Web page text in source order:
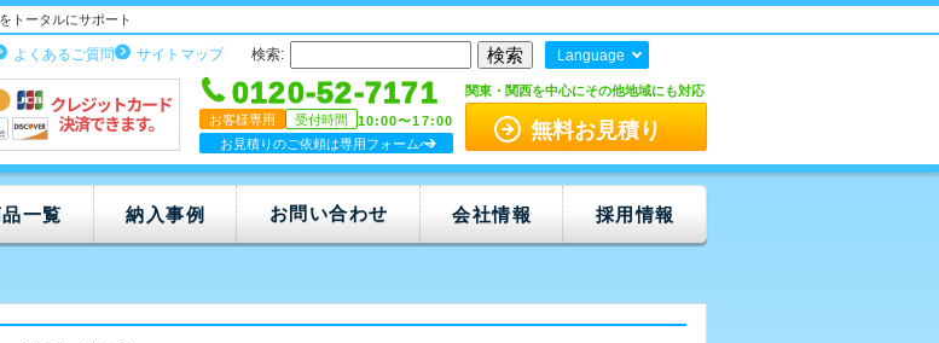
トータルにサポート
よくあるご質問 サイトマップ 検索: Language
0120-52-7171
お客様専用 受付時間
10:00〜17:00
お見積りのご依頼は専用フォームへ
関東・関西を中心にその他地域にも対応
無料お見積り
一覧 納入事例 お問い合わせ 会社情報 採用情報